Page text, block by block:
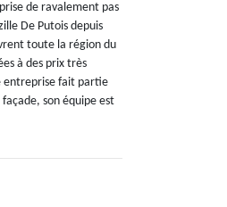
de ravalement pas
De Putois depuis
toute la région du
à des prix très
entreprise fait partie
son équipe est